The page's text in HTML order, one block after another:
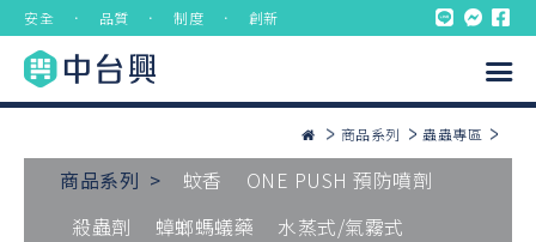
安全 ． 品質 ． 制度 ． 創新
商品系列 蟲蟲專區
商品系列 > 蚊香
ONE PUSH 預防噴劑
殺蟲劑
蟑螂螞蟻藥
水蒸式/氣霧式